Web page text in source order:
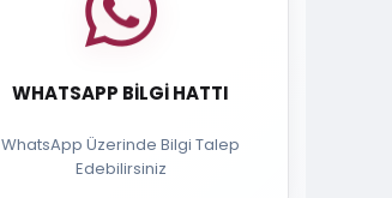
WHATSAPP BILGI HATTI
WhatsApp Üzerinde Bilgi Talep
Edebilirsiniz